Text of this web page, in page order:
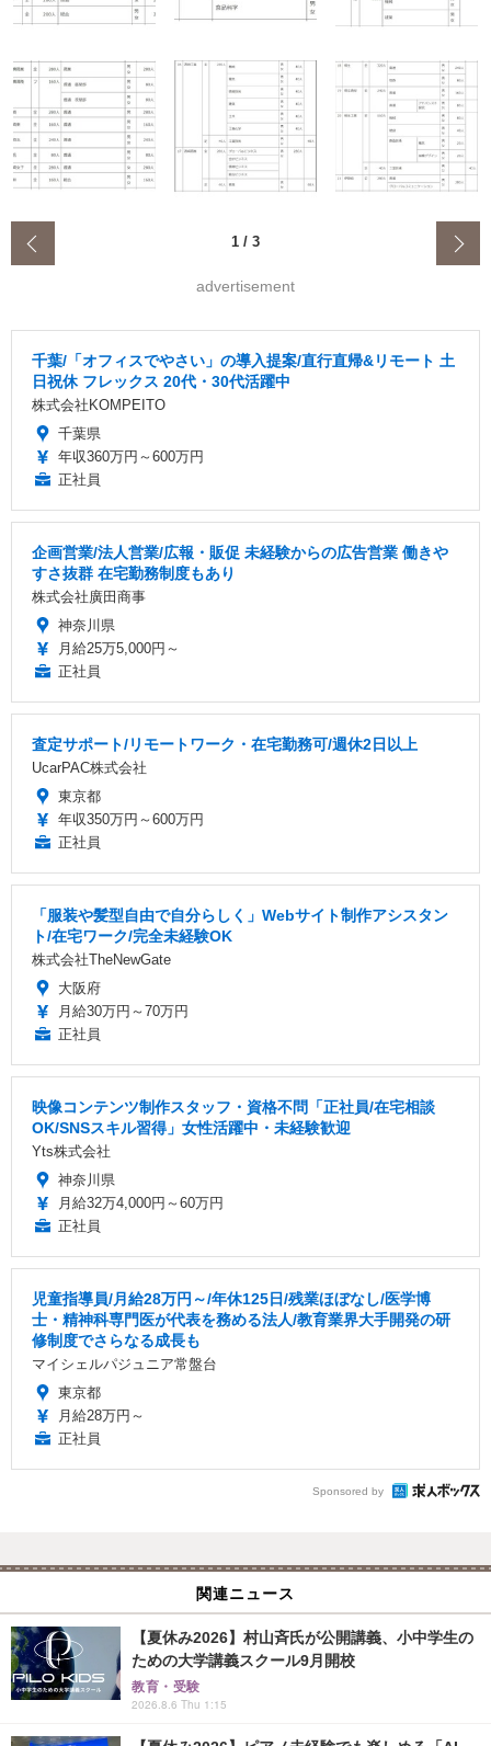
1 / 3
advertisement
千葉/「オフィスでやさい」の導入提案/直行直帰&リモート 土
日祝休 フレックス 20代・30代活躍中
株式会社KOMPEITO
千葉県
年収360万円～600万円
正社員
企画営業/法人営業/広報・販促 未経験からの広告営業 働きや
すさ抜群 在宅勤務制度もあり
株式会社廣田商事
神奈川県
月給25万5,000円～
正社員
査定サポート/リモートワーク・在宅勤務可/週休2日以上
UcarPAC株式会社
東京都
年収350万円～600万円
正社員
「服装や髪型自由で自分らしく」Webサイト制作アシスタン
ト/在宅ワーク/完全未経験OK
株式会社TheNewGate
大阪府
月給30万円～70万円
正社員
映像コンテンツ制作スタッフ・資格不問「正社員/在宅相談
OK/SNSスキル習得」女性活躍中・未経験歓迎
Yts株式会社
神奈川県
月給32万4,000円～60万円
正社員
児童指導員/月給28万円～/年休125日/残業ほぼなし/医学博
士・精神科専門医が代表を務める法人/教育業界大手開発の研
修制度でさらなる成長も
マイシェルパジュニア常盤台
東京都
月給28万円～
正社員
Sponsored by
関連ニュース
【夏休み2026】村山斉氏が公開講義、小中学生の
ための大学講義スクール9月開校
教育・受験
2026.8.6 Thu 1:15